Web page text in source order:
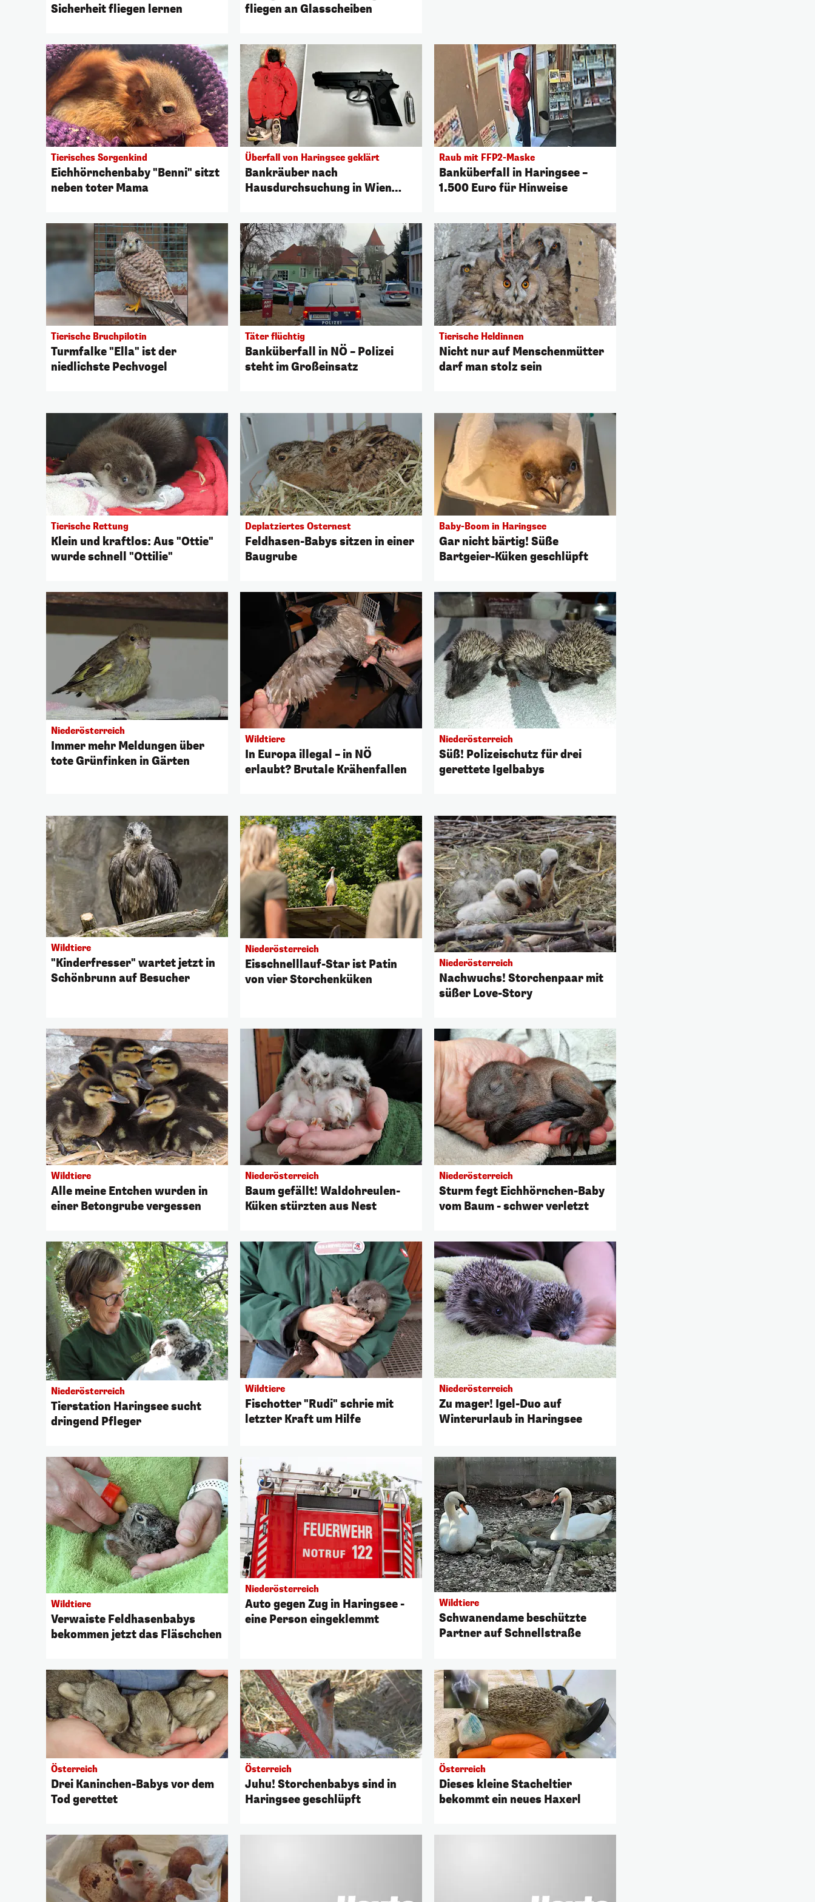
Sicherheit fliegen lernen
fliegen an Glasscheiben
Tierisches Sorgenkind
Eichhörnchenbaby "Benni" sitzt
neben toter Mama
Überfall von Haringsee geklärt
Bankräuber nach
Hausdurchsuchung in Wien
Raub mit FFP2-Maske
Banküberfall in Haringsee –
1.500 Euro für Hinweise
Tierische Bruchpilotin
Turmfalke "Ella" ist der
niedlichste Pechvogel
Täter flüchtig
Banküberfall in NÖ – Polizei
steht im Großeinsatz
Tierische Heldinnen
Nicht nur auf Menschenmütter
darf man stolz sein
Tierische Rettung
Klein und kraftlos: Aus "Ottie"
wurde schnell "Ottilie"
Deplatziertes Osternest
Feldhasen-Babys sitzen in einer
Baugrube
Baby-Boom in Haringsee
Gar nicht bärtig! Süße
Bartgeier-Küken geschlüpft
Niederösterreich
Immer mehr Meldungen über
tote Grünfinken in Gärten
Wildtiere
In Europa illegal – in NÖ
erlaubt? Brutale Krähenfallen
Niederösterreich
Süß! Polizeischutz für drei
gerettete Igelbabys
Wildtiere
"Kinderfresser" wartet jetzt in
Schönbrunn auf Besucher
Niederösterreich
Eisschnelllauf-Star ist Patin
von vier Storchenküken
Niederösterreich
Nachwuchs! Storchenpaar mit
süßer Love-Story
Wildtiere
Alle meine Entchen wurden in
einer Betongrube vergessen
Niederösterreich
Baum gefällt! Waldohreulen-
Küken stürzten aus Nest
Niederösterreich
Sturm fegt Eichhörnchen-Baby
vom Baum - schwer verletzt
Niederösterreich
Tierstation Haringsee sucht
dringend Pfleger
Wildtiere
Fischotter "Rudi" schrie mit
letzter Kraft um Hilfe
Niederösterreich
Zu mager! Igel-Duo auf
Winterurlaub in Haringsee
Wildtiere
Verwaiste Feldhasenbabys
bekommen jetzt das Fläschchen
Niederösterreich
Auto gegen Zug in Haringsee -
eine Person eingeklemmt
Wildtiere
Schwanendame beschützte
Partner auf Schnellstraße
Österreich
Drei Kaninchen-Babys vor dem
Tod gerettet
Österreich
Juhu! Storchenbabys sind in
Haringsee geschlüpft
Österreich
Dieses kleine Stacheltier
bekommt ein neues Haxerl